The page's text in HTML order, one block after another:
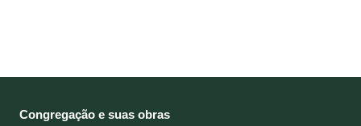
Congregação e suas obras